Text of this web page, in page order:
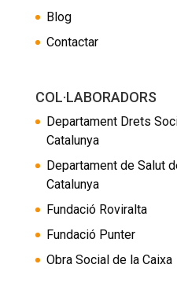
Blog
Contactar
COL·LABORADORS
Departament Drets
Catalunya
Departament de Salut
Catalunya
Fundació Roviralta
Fundació Punter
Obra Social de la Caixa